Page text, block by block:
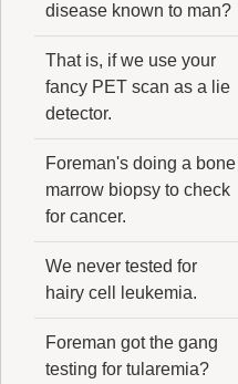
disease known to man?
That is, if we use your
fancy PET scan as a lie
detector.
Foreman's doing a bone
marrow biopsy to check
for cancer.
We never tested for
hairy cell leukemia.
Foreman got the gang
testing for tularemia?